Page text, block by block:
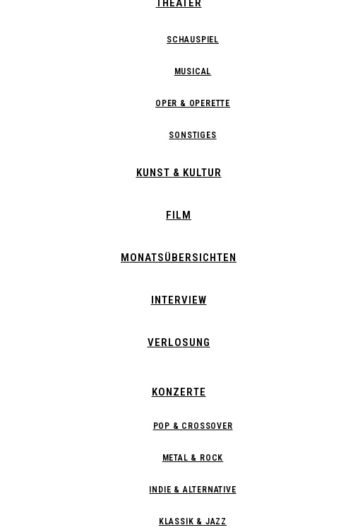
THEATER
SCHAUSPIEL
MUSICAL
OPER & OPERETTE
SONSTIGES
KUNST & KULTUR
FILM
MONATSÜBERSICHTEN
INTERVIEW
VERLOSUNG
KONZERTE
POP & CROSSOVER
METAL & ROCK
INDIE & ALTERNATIVE
KLASSIK & JAZZ